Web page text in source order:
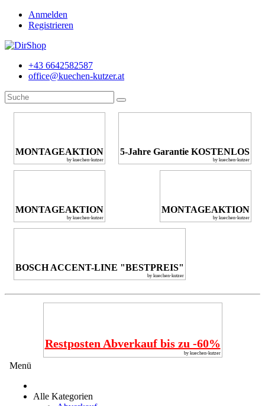
Anmelden
Registrieren
+43 6642582587
office@kuechen-kutzer.at
MONTAGEAKTION
by kuechen-kutzer
5-Jahre Garantie KOSTENLOS
by kuechen-kutzer
MONTAGEAKTION
by kuechen-kutzer
MONTAGEAKTION
by kuechen-kutzer
BOSCH ACCENT-LINE "BESTPREIS"
by kuechen-kutzer
Restposten Abverkauf bis zu -60%
by kuechen-kutzer
Menü
Alle Kategorien